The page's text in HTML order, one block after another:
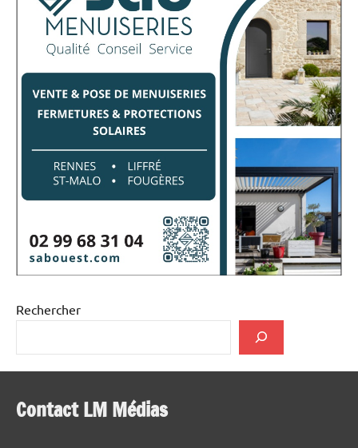
Rechercher
Contact LM Médias